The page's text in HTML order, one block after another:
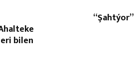
bilen